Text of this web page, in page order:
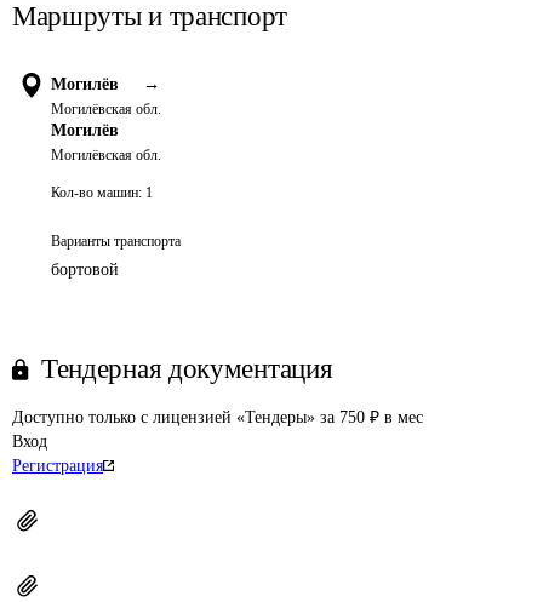
Маршруты и транспорт
Могилёв →
Могилёвская обл.
Могилёв
Могилёвская обл.
Кол-во машин: 1
Варианты транспорта
бортовой
Тендерная документация
Доступно только с лицензией «Тендеры» за 750 ₽ в мес
Вход
Регистрация